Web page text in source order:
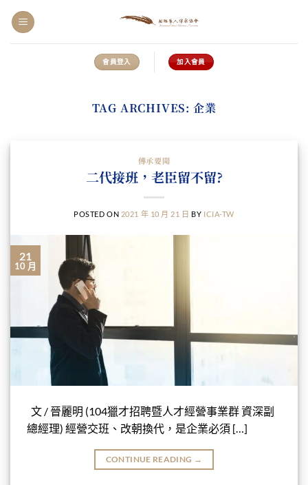
content
會員登入 加入會員
TAG ARCHIVES: 企業
傳承要聞
二代接班，老臣留不留?
POSTED ON 2021 年 10 月 21 日 BY ICIA-TW
21
10 月
文 / 晉麗明 (104獵才招聘暨人才經營事業群 資深副
總經理) 經營交班、改朝換代，是企業必須 […]
CONTINUE READING →